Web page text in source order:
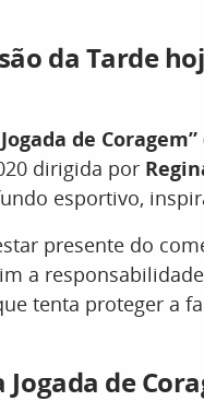
da Tarde
de Coragem”
dirigida por
esportivo,
presente do
a
tenta proteger a
de